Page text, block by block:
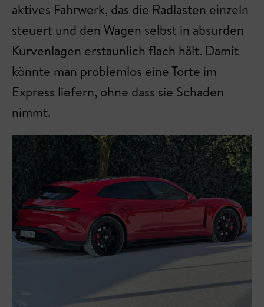
aktives Fahrwerk, das die Radlasten einzeln
steuert und den Wagen selbst in absurden
Kurvenlagen erstaunlich flach hält. Damit
könnte man problemlos eine Torte im
Express liefern, ohne dass sie Schaden
nimmt.